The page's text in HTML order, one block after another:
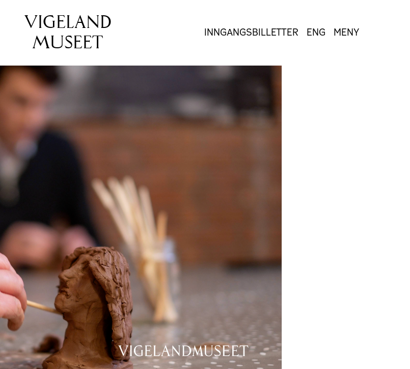
VIGELAND
MUSEET
INNGANGSBILLETTER ENG MENY